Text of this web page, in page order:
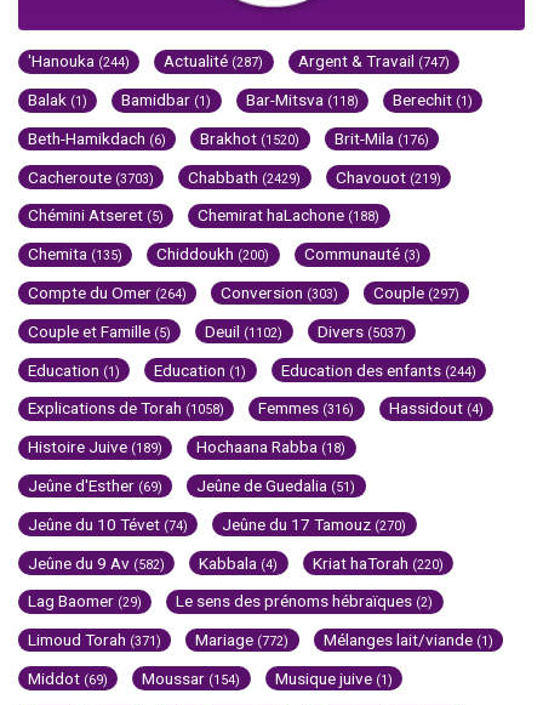
'Hanouka (244) Actualité (287) Argent & Travail (747)
Balak (1) Bamidbar (1) Bar-Mitsva (118) Berechit (1)
Beth-Hamikdach (6) Brakhot (1520) Brit-Mila (176)
Cacheroute (3703) Chabbath (2429) Chavouot (219)
Chémini Atseret (5) Chemirat haLachone (188)
Chemita (135) Chiddoukh (200) Communauté (3)
Compte du Omer (264) Conversion (303) Couple (297)
Couple et Famille (5) Deuil (1102) Divers (5037)
Education (1) Education (1) Education des enfants (244)
Explications de Torah (1058) Femmes (316) Hassidout (4)
Histoire Juive (189) Hochaana Rabba (18)
Jeûne d'Esther (69) Jeûne de Guedalia (51)
Jeûne du 10 Tévet (74) Jeûne du 17 Tamouz (270)
Jeûne du 9 Av (582) Kabbala (4) Kriat haTorah (220)
Lag Baomer (29) Le sens des prénoms hébraïques (2)
Limoud Torah (371) Mariage (772) Mélanges lait/viande (1)
Middot (69) Moussar (154) Musique juive (1)